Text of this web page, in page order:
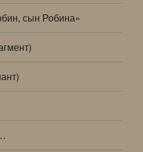
сын Робина»